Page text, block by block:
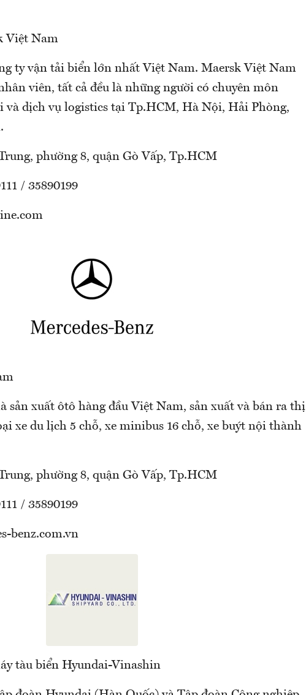
Việt Nam
ty vận tải biển lớn nhất Việt Nam. Maersk Việt Nam
viên, tất cả đều là những người có chuyên môn
và dịch vụ logistics tại Tp.HCM, Hà Nội, Hải Phòng,
phường 8, quận Gò Vấp, Tp.HCM
/ 35890199
sản xuất ôtô hàng đầu Việt Nam, sản xuất và bán ra thị
xe du lịch 5 chỗ, xe minibus 16 chỗ, xe buýt nội thành
phường 8, quận Gò Vấp, Tp.HCM
/ 35890199
benz.com.vn
tàu biển Hyundai-Vinashin